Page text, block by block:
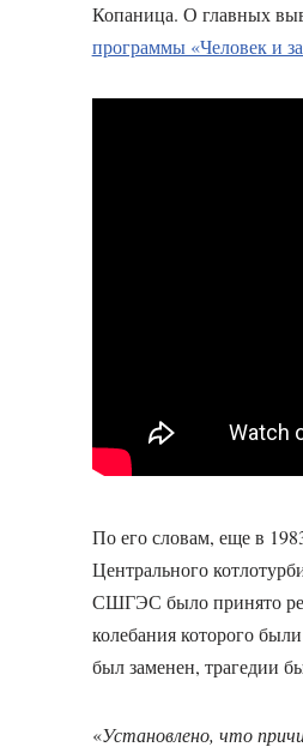
Копаница. О главных
программы «Человек и
По его словам, еще в
Центрального
СШГЭС было принято
колебания которого
был заменен, трагедии
«Установлено, что